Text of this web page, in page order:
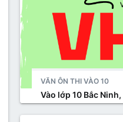
VĂN ÔN THI VÀO 10
Vào lớp 10 Bắc